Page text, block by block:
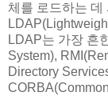
체를 로드하는 데
LDAP는 가장 흔
System),
Directory